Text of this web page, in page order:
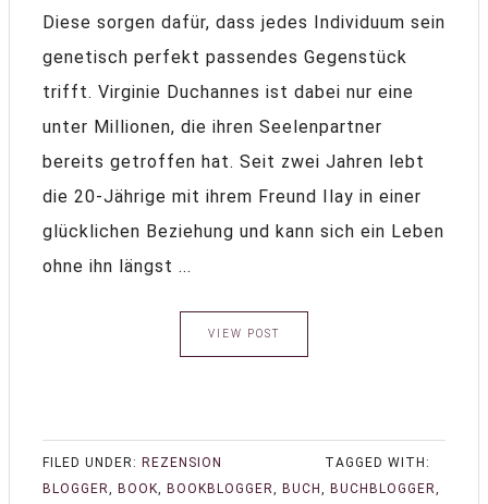
Diese sorgen dafür, dass jedes Individuum sein
genetisch perfekt passendes Gegenstück
trifft. Virginie Duchannes ist dabei nur eine
unter Millionen, die ihren Seelenpartner
bereits getroffen hat. Seit zwei Jahren lebt
die 20-Jährige mit ihrem Freund Ilay in einer
glücklichen Beziehung und kann sich ein Leben
ohne ihn längst ...
VIEW POST
FILED UNDER: REZENSION
TAGGED WITH:
BLOGGER, BOOK, BOOKBLOGGER, BUCH , BUCHBLOGGER,